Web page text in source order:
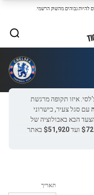
להיות גבוהים מהשוק הרשמי.
איזו תקופה מרגשת
עם סגל צעיר, כישרוני
הבא באבולוציה של
$72 ועד$51,920 באתר
כל כרטיסי צ'לסי ב-Ticket-Compare.com הם אותנטיים, ממוכרים